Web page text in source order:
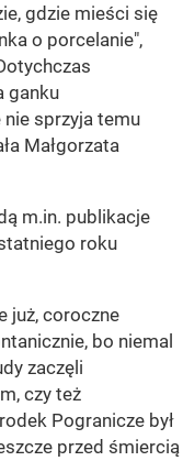
gdzie mieści się
o porcelanie",
ganku
sprzyja temu
Małgorzata
m.in. publikacje
roku
już, coroczne
bo niemal
zaczęli
czy też
Pogranicze był
przed śmiercią